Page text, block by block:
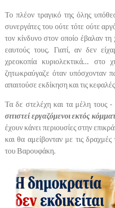
Το πλέον τραγικό της όλης
συνεργάτες του ούτε τότε ούτε
τον κίνδυνο στον οποίο έβαλαν
εαυτούς τους. Γιατί, αν δεν
χρεοκοπία κυριολεκτικά… στο
ζητωκραύγαζε όταν υπόσχονταν
απαιτούσε εκδίκηση και τις κεφαλές
Τα δε στελέχη και τα μέλη τους -
σιτιστεί εργαζόμενοι εκτός
έχουν κάνει περιουσίες στην
και θα αμείβονταν με τις
του Βαρουφάκη.